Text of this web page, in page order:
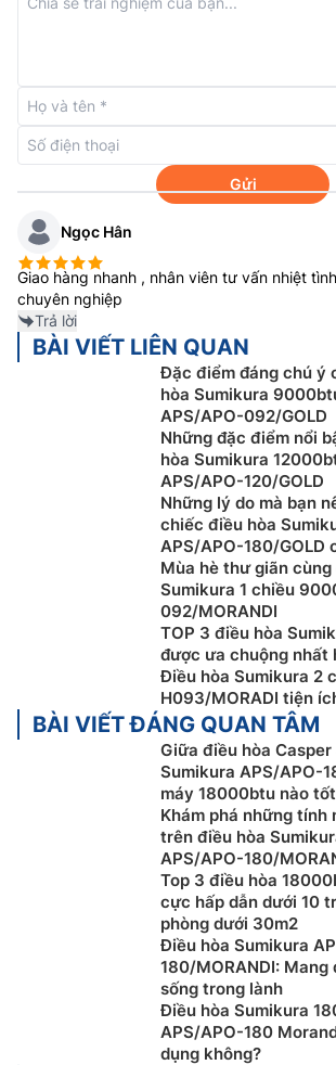
Công nghệ cảm biến nhiệt S-
Dựa vào thói quen đặt điều khiển
thuận tiện khi sử dụng,
chiều APS/APO-180/MORANDI trang
cảm biến bên trong điều khiển để
có người và ưu tiên kiểm soát chặt
đảm bảo cảm giác dễ chịu luôn được
Tiện lợi hơn với tính năng tự
Vệ sinh dàn lạnh định kỳ là việc làm
chưa được người dùng nghiêm túc
nhiều bề bộn cuộn sống. Vì vậy,điều
APS/APO-180/MORANDI ra mắt tính
để làm sạch điều hòa qua cơ chế
trong 20 phút. Cơ chế này hữu ích và
vừa cuốn trôi bụi bẩn, vừa ngăn ẩm
sinh sôi. Việc của bạn chỉ là nhấn nút
để tận hưởng làn gió mát an toàn.
Gửi
Ngọc Hân
Giao hàng nhanh , nhân viên tư vấn nhiệt
chuyên nghiệp
Trả lời
BÀI VIẾT LIÊN QUAN
Đặc điểm đáng chú ý
hòa Sumikura
APS/APO-092/GOLD
Những đặc điểm nổi
hòa Sumikura
APS/APO-120/GOLD
Những lý do mà bạn
chiếc điều hòa
APS/APO-180/GOLD
Mùa hè thư giãn cùng
Sumikura 1 chiều
092/MORANDI
TOP 3 điều hòa
được ưa chuộng nhất
Điều hòa Sumikura 2
H093/MORADI tiện
BÀI VIẾT ĐÁNG QUAN TÂM
Giữa điều hòa
Sumikura APS/APO-
máy 18000btu nào
Khám phá những tính
trên điều hòa
APS/APO-180/
Top 3 điều hòa
cực hấp dẫn dưới 10
phòng dưới 30m2
Điều hòa Sumikura
180/MORANDI: Mang
sống trong lành
Điều hòa Sumikura
APS/APO-180
dụng không?